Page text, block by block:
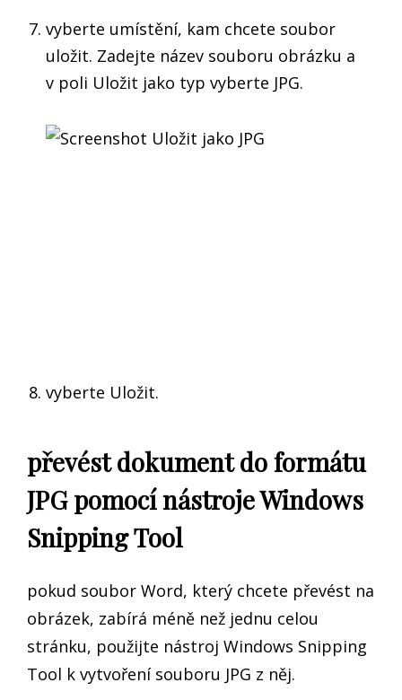
vyberte umístění, kam chcete soubor
uložit. Zadejte název souboru obrázku a
v poli Uložit jako typ vyberte JPG.
vyberte Uložit.
převést dokument do formátu
JPG pomocí nástroje Windows
Snipping Tool
pokud soubor Word, který chcete převést na
obrázek, zabírá méně než jednu celou
stránku, použijte nástroj Windows Snipping
Tool k vytvoření souboru JPG z něj.